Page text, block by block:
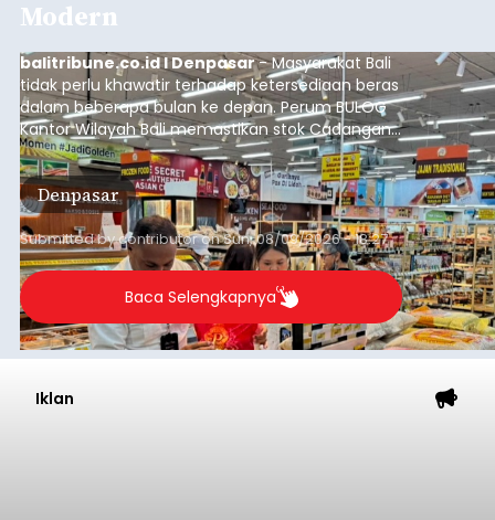
Modern
balitribune.co.id I Denpasar- Masyarakat Bali
tidak perlu khawatir terhadap ketersediaan beras
dalam beberapa bulan ke depan. Perum BULOG
Kantor Wilayah Bali memastikan stok Cadangan
Beras Pemerintah (CBP) masih dalam kondisi
aman, bahkan diproyeksikan mampu memenuhi
kebutuhan masyarakat hingga sekitar 10 bulan.
Denpasar
Submitted bycontributoronSun, 08/09/2026 - 18:27
Baca Selengkapnya
Iklan